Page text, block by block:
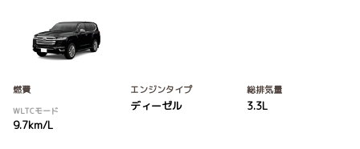
燃費
WLTCモード
9.7km/L
エンジンタイプ
ディーゼル
総排気量
3.3L